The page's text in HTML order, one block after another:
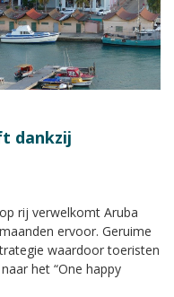
dankzij
rij verwelkomt Aruba
ervoor. Geruime
waardoor toeristen
het “One happy